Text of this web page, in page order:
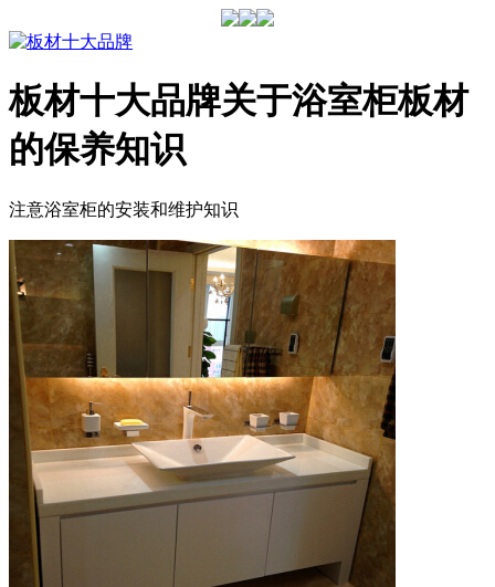
板材十大品牌关于浴室柜板材
的保养知识
注意浴室柜的安装和维护知识